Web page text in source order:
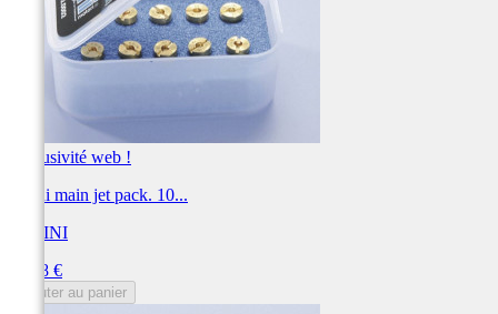
Exclusivité web !
Polini main jet pack. 10...
POLINI
30,78 €
Ajouter au panier